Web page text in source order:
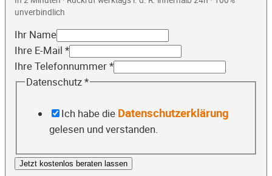
unverbindlich
Ihr Name
Ihre E-Mail *
Ihre Telefonnummer*
Datenschutz*
Ich habe die Datenschutzerklärung
gelesen und verstanden.
Jetzt kostenlos beraten lassen